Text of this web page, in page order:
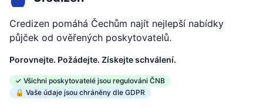
Credizen pomáhá Čechům najít nejlepší nabídky
půjček od ověřených poskytovatelů.
Porovnejte. Požádejte. Získejte schválení.
✓ Všichni poskytovatelé jsou regulováni ČNB
🔒 Vaše údaje jsou chráněny dle GDPR